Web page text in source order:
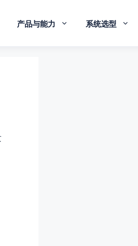
产品与能力 系统选型